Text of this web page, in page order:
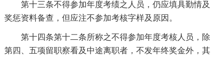
第十三条不得参加年度考绩之人员，仍应填具勤情及
奖惩资料备查，但应注不参加考核字样及原因。
第十四条第十二条所称之不得参加年度考核人员，除
第四、五项留职察看及中途离职者，不发年终奖金外，其